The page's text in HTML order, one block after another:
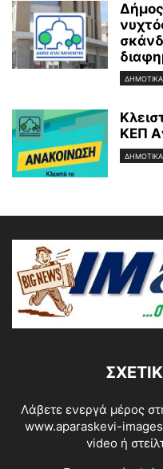
ΚΕΠ
Λάβετε ενεργά μέρος
www.aparaskevi-
video ή